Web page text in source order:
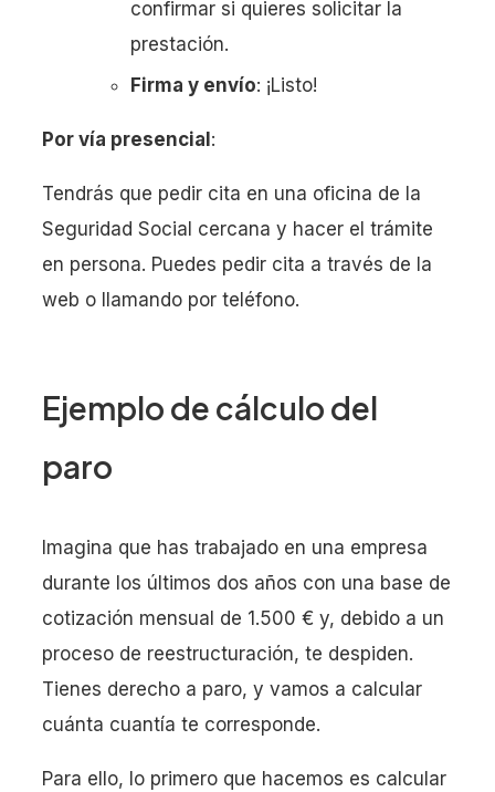
confirmar si quieres solicitar la
prestación.
Firma y envío: ¡Listo!
Por vía presencial:
Tendrás que pedir cita en una oficina de la
Seguridad Social cercana y hacer el trámite
en persona. Puedes pedir cita a través de la
web o llamando por teléfono.
Ejemplo de cálculo del
paro
Imagina que has trabajado en una empresa
durante los últimos dos años con una base de
cotización mensual de 1.500 € y, debido a un
proceso de reestructuración, te despiden.
Tienes derecho a paro, y vamos a calcular
cuánta cuantía te corresponde.
Para ello, lo primero que hacemos es calcular